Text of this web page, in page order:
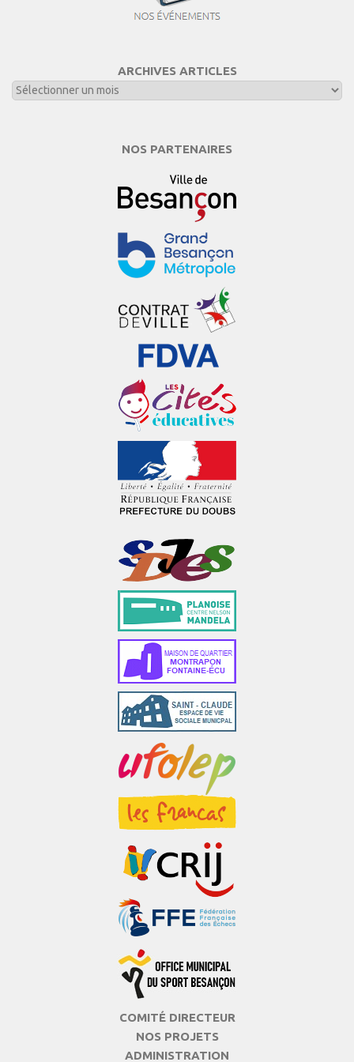
ARCHIVES ARTICLES
NOS PARTENAIRES
COMITÉ DIRECTEUR
NOS PROJETS
ADMINISTRATION